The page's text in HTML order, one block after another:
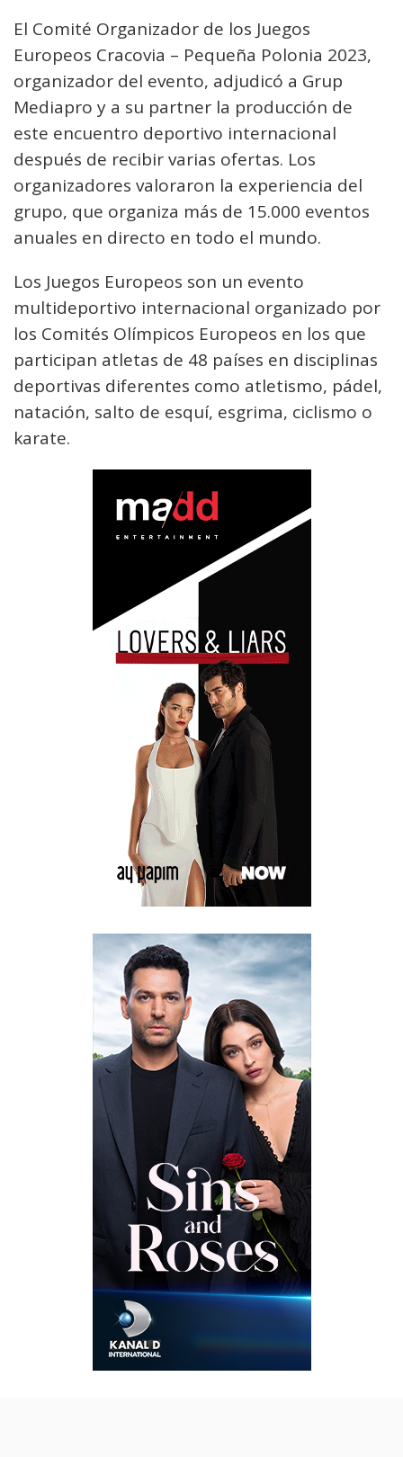
El Comité Organizador de los Juegos
Europeos Cracovia – Pequeña Polonia 2023,
organizador del evento, adjudicó a Grup
Mediapro y a su partner la producción de
este encuentro deportivo internacional
después de recibir varias ofertas. Los
organizadores valoraron la experiencia del
grupo, que organiza más de 15.000 eventos
anuales en directo en todo el mundo.
Los Juegos Europeos son un evento
multideportivo internacional organizado por
los Comités Olímpicos Europeos en los que
participan atletas de 48 países en disciplinas
deportivas diferentes como atletismo, pádel,
natación, salto de esquí, esgrima, ciclismo o
karate.